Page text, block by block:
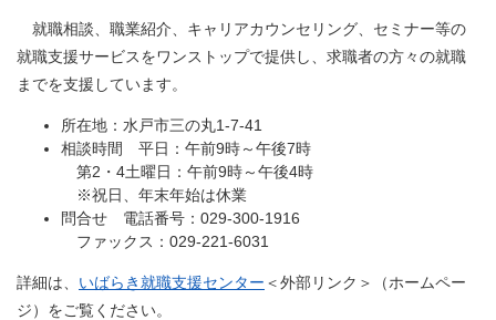
就職相談、職業紹介、キャリアカウンセリング、セミナー等の
就職支援サービスをワンストップで提供し、求職者の方々の就職
までを支援しています。
所在地：水戸市三の丸1-7-41
相談時間 平日：午前9時～午後7時
第2・4土曜日：午前9時～午後4時
※祝日、年末年始は休業
問合せ 電話番号：029-300-1916
ファックス：029-221-6031
詳細は、 いばらき就職支援センター ＜外部リンク＞
（ホームペー
ジ）をご覧ください。